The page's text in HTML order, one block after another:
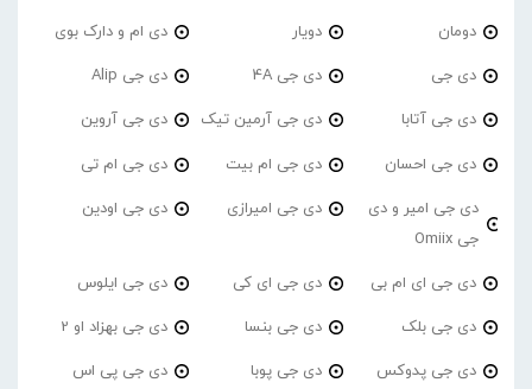
دومان دویار دی ام و دارک بوی
دی جی دی جی 4A دی جی Alip
دی جی آتابا دی جی آرمین تیک دی جی آروین
دی جی احسان دی جی ام بیت دی جی ام تی
دی جی امیر و دی
جی Omiix
دی جی امیرازی دی جی اودین
دی جی ای ام بی دی جی ای کی دی جی ایلوس
دی جی بلک دی جی بنسا دی جی بهزاد او 2
دی جی پدوکس دی جی پوبا دی جی پی اس